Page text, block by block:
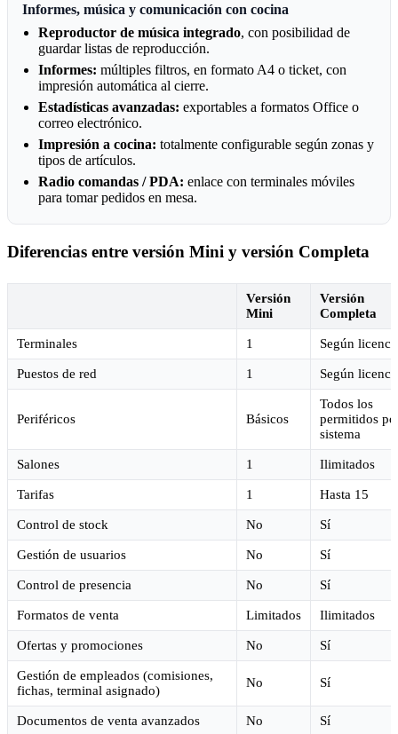
Informes, música y comunicación con cocina
Reproductor de música integrado, con posibilidad de
guardar listas de reproducción.
Informes: múltiples filtros, en formato A4 o ticket, con
impresión automática al cierre.
Estadísticas avanzadas: exportables a formatos Office o
correo electrónico.
Impresión a cocina: totalmente configurable según zonas y
tipos de artículos.
Radio comandas / PDA: enlace con terminales móviles
para tomar pedidos en mesa.
Diferencias entre versión Mini y versión Completa
Versión
Mini
Versión
Completa
Terminales 1 Según
Puestos de red 1 Según
Periféricos Básicos
Todos los
permitidos
sistema
Salones 1 Ilimitados
Tarifas 1 Hasta 15
Control de stock No Sí
Gestión de usuarios No Sí
Control de presencia No Sí
Formatos de venta Limitados Ilimitados
Ofertas y promociones No Sí
Gestión de empleados (comisiones,
fichas, terminal asignado)
No Sí
Documentos de venta avanzados No Sí